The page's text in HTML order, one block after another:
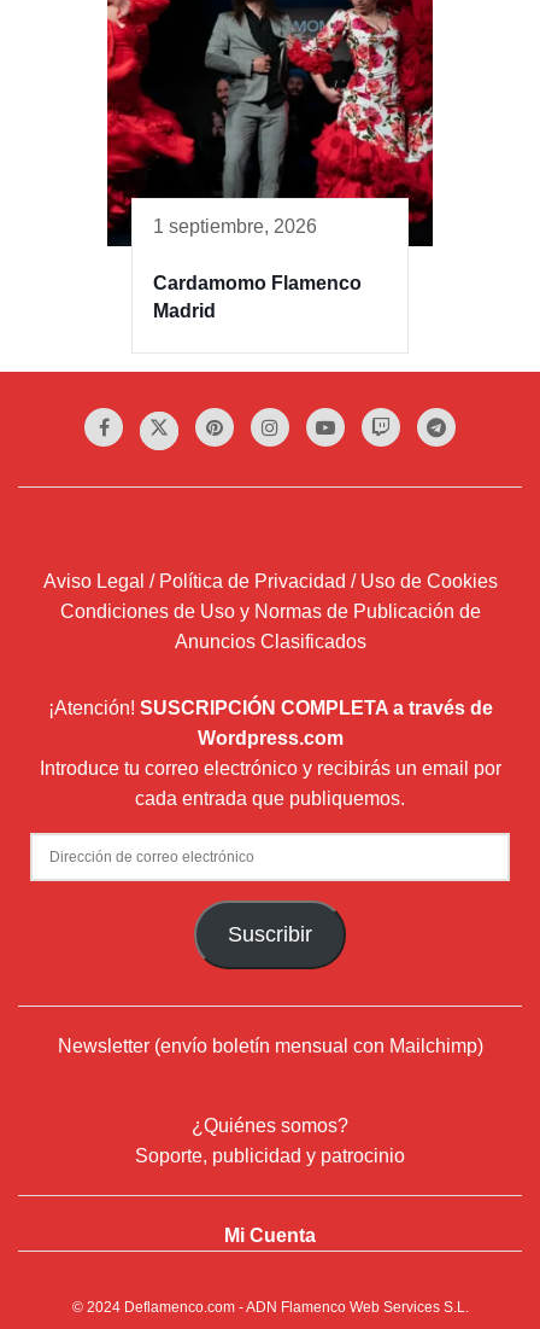
1 septiembre, 2026
Cardamomo Flamenco
Madrid
Aviso Legal / Política de Privacidad / Uso de Cookies
Condiciones de Uso y Normas de Publicación de
Anuncios Clasificados
¡Atención! SUSCRIPCIÓN COMPLETA a través de
Wordpress.com
Introduce tu correo electrónico y recibirás un email por
cada entrada que publiquemos.
Dirección
de
Suscribir
Newsletter (envío boletín mensual con Mailchimp)
¿Quiénes somos?
Soporte, publicidad y patrocinio
Mi Cuenta
© 2024 Deflamenco.com- ADN Flamenco Web Services S.L.